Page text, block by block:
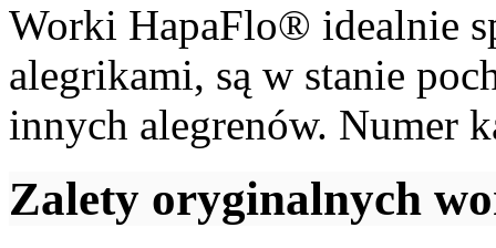
Worki HapaFlo® idealnie
alegrikami, są w stanie
innych alegrenów. Numer
Zalety oryginalnych